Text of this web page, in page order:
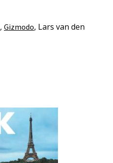
, Gizmodo, Lars van den